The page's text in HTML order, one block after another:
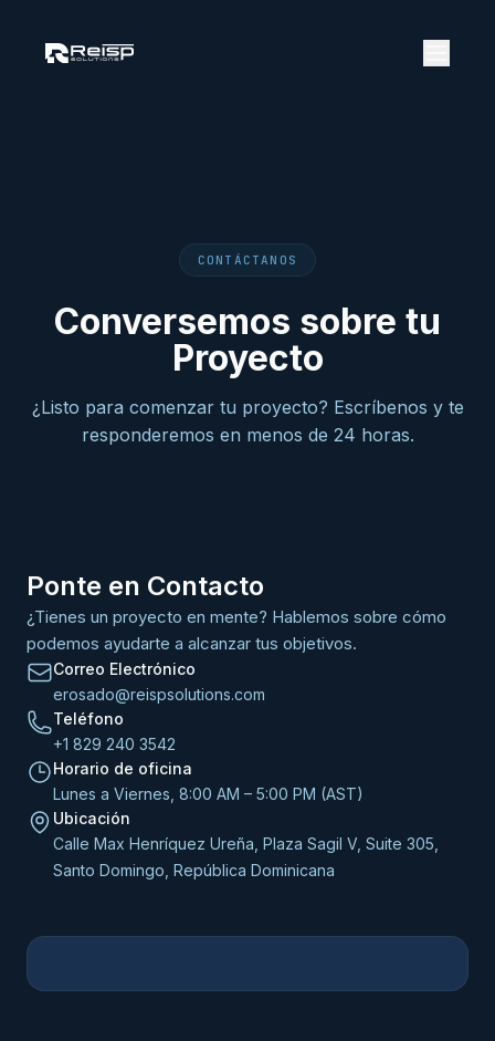
CONTÁCTANOS
Conversemos sobre tu
Proyecto
¿Listo para comenzar tu proyecto? Escríbenos y te
responderemos en menos de 24 horas.
Ponte en Contacto
¿Tienes un proyecto en mente? Hablemos sobre cómo
podemos ayudarte a alcanzar tus objetivos.
Correo Electrónico
erosado@reispsolutions.com
Teléfono
+1 829 240 3542
Horario de oficina
Lunes a Viernes, 8:00 AM – 5:00 PM (AST)
Ubicación
Calle Max Henríquez Ureña, Plaza Sagil V, Suite 305,
Santo Domingo, República Dominicana